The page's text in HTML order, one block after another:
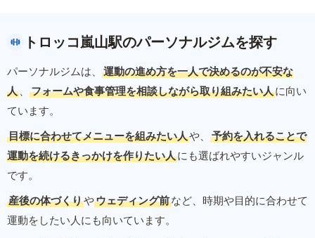
トロッコ嵐山駅のパーソナルジムを探す
パーソナルジムは、
運動の進め方を一人で決めるのが不安な
人 、 フォームや食事管理を相談しながら取り組みたい人に向い
ています。
目標に合わせてメニューを組みたい人や、
予約を入れることで
運動を続けるきっかけを作りたい人にも選ばれやすいジャンル
です。
産後の体づくりやウェディング前など、時期や目的に合わせて
運動をしたい人にも向いています。